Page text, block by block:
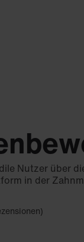
Nutzer über
in der